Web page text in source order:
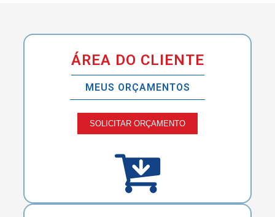
ÁREA DO CLIENTE
MEUS ORÇAMENTOS
SOLICITAR ORÇAMENTO